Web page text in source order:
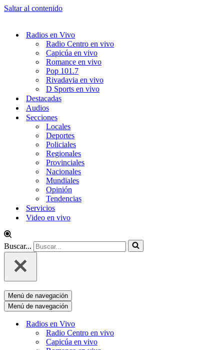
Saltar al contenido
Radios en Vivo
Radio Centro en vivo
Capicúa en vivo
Romance en vivo
Pop 101.7
Rivadavia en vivo
D Sports en vivo
Destacadas
Audios
Secciones
Locales
Deportes
Policiales
Regionales
Provinciales
Nacionales
Mundiales
Opinión
Tendencias
Servicios
Video en vivo
Buscar...
Menú de navegación
Menú de navegación
Radios en Vivo
Radio Centro en vivo
Capicúa en vivo